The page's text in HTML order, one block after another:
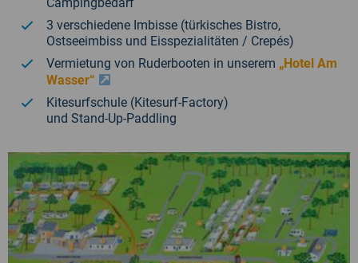
Campingbedarf
3 verschiedene Imbisse (türkisches Bistro,
Ostseeimbiss und Eisspezialitäten / Crepés)
Vermietung von Ruderbooten in unserem „Hotel Am
Wasser“
Kitesurfschule (Kitesurf-Factory)
und Stand-Up-Paddling